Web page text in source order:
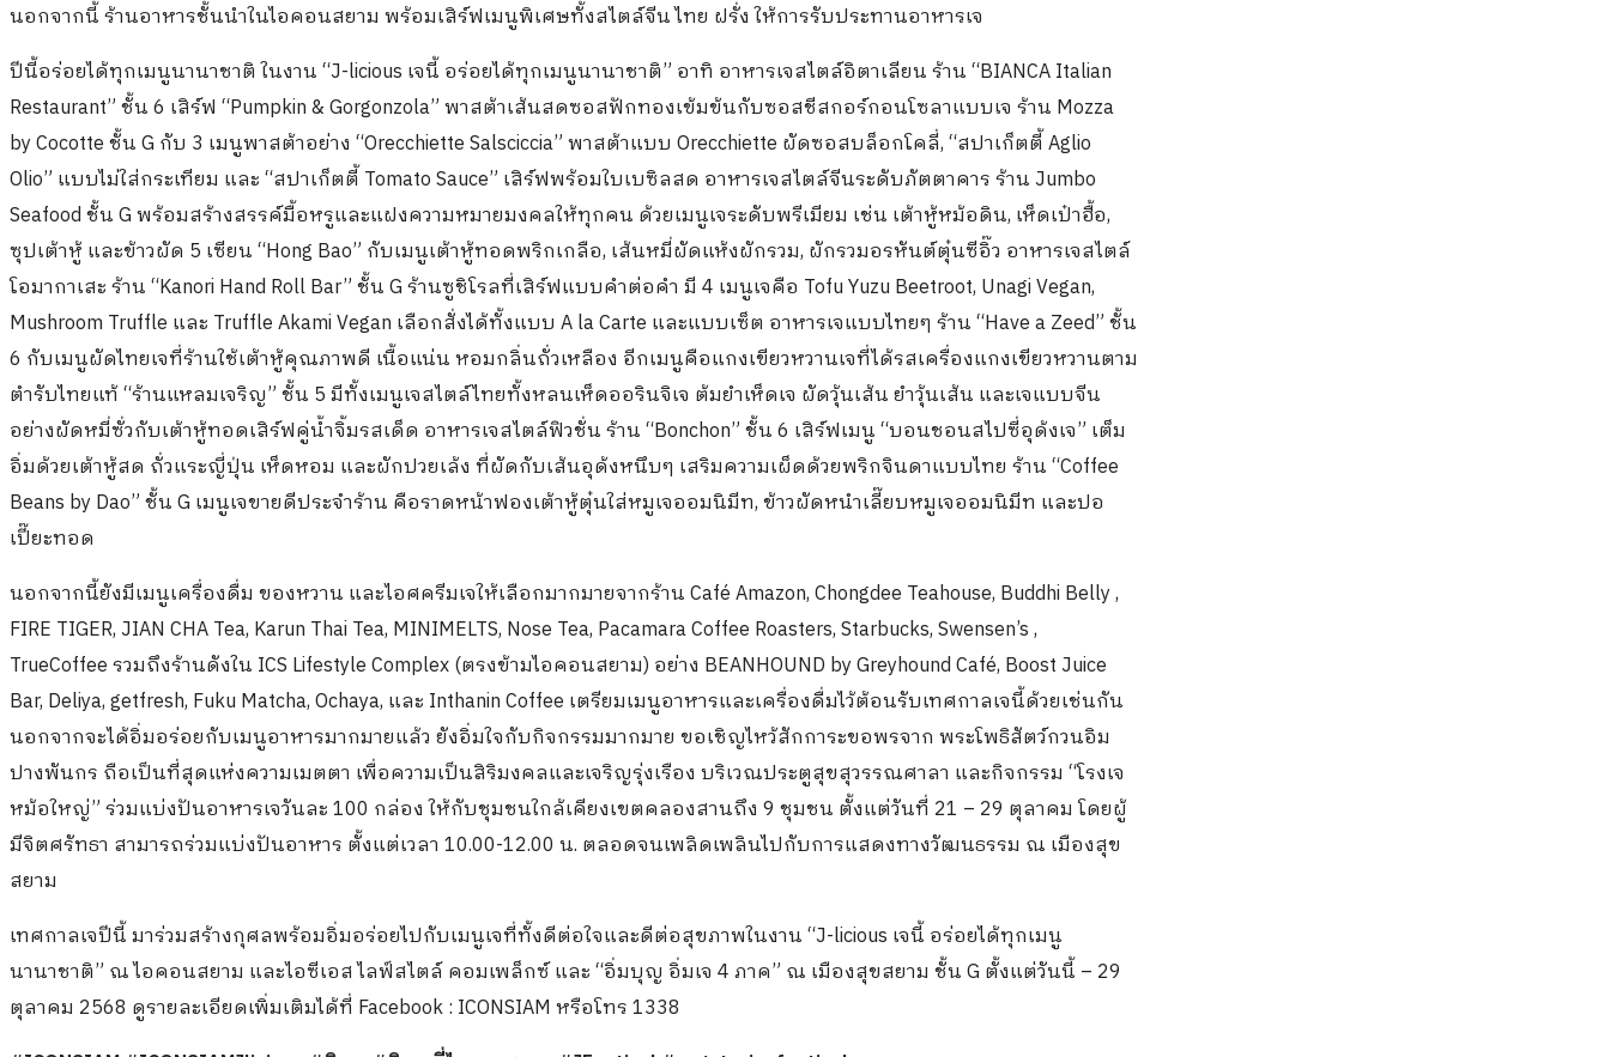
นอกจากนี้ ร้านอาหารชั้นนำในไอคอนสยาม พร้อมเสิร์ฟเมนูพิเศษทั้งสไตล์จีน ไทย ฝรั่ง ให้การรับประทานอาหารเจ
ปีนี้อร่อยได้ทุกเมนูนานาชาติ ในงาน “J-licious เจนี้ อร่อยได้ทุกเมนูนานาชาติ” อาทิ อาหารเจสไตล์อิตาเลียน ร้าน “BIANCA Italian
Restaurant” ชั้น 6 เสิร์ฟ “Pumpkin & Gorgonzola” พาสต้าเส้นสดซอสฟักทองเข้มข้นกับซอสชีสกอร์กอนโซลาแบบเจ ร้าน Mozza
by Cocotte ชั้น G กับ 3 เมนูพาสต้าอย่าง “Orecchiette Salsciccia” พาสต้าแบบ Orecchiette ผัดซอสบล็อกโคลี่, “สปาเก็ตตี้ Aglio
Olio” แบบไม่ใส่กระเทียม และ “สปาเก็ตตี้ Tomato Sauce” เสิร์ฟพร้อมใบเบซิลสด อาหารเจสไตล์จีนระดับภัตตาคาร ร้าน Jumbo
Seafood ชั้น G พร้อมสร้างสรรค์มื้อหรูและแฝงความหมายมงคลให้ทุกคน ด้วยเมนูเจระดับพรีเมียม เช่น เต้าหู้หม้อดิน, เห็ดเป๋าฮื้อ,
ซุปเต้าหู้ และข้าวผัด 5 เซียน “Hong Bao” กับเมนูเต้าหู้ทอดพริกเกลือ, เส้นหมี่ผัดแห้งผักรวม, ผักรวมอรหันต์ตุ๋นซีอิ๊ว อาหารเจสไตล์
โอมากาเสะ ร้าน “Kanori Hand Roll Bar” ชั้น G ร้านซูชิโรลที่เสิร์ฟแบบคำต่อคำ มี 4 เมนูเจคือ Tofu Yuzu Beetroot, Unagi Vegan,
Mushroom Truffle และ Truffle Akami Vegan เลือกสั่งได้ทั้งแบบ A la Carte และแบบเซ็ต อาหารเจแบบไทยๆ ร้าน “Have a Zeed” ชั้น
6 กับเมนูผัดไทยเจที่ร้านใช้เต้าหู้คุณภาพดี เนื้อแน่น หอมกลิ่นถั่วเหลือง อีกเมนูคือแกงเขียวหวานเจที่ได้รสเครื่องแกงเขียวหวานตาม
ตำรับไทยแท้ “ร้านแหลมเจริญ” ชั้น 5 มีทั้งเมนูเจสไตล์ไทยทั้งหลนเห็ดออรินจิเจ ต้มยำเห็ดเจ ผัดวุ้นเส้น ยำวุ้นเส้น และเจแบบจีน
อย่างผัดหมี่ซั่วกับเต้าหู้ทอดเสิร์ฟคู่น้ำจิ้มรสเด็ด อาหารเจสไตล์ฟิวชั่น ร้าน “Bonchon” ชั้น 6 เสิร์ฟเมนู “บอนชอนสไปซี่อุด้งเจ” เต็ม
อิ่มด้วยเต้าหู้สด ถั่วแระญี่ปุ่น เห็ดหอม และผักปวยเล้ง ที่ผัดกับเส้นอุด้งหนึบๆ เสริมความเผ็ดด้วยพริกจินดาแบบไทย ร้าน “Coffee
Beans by Dao” ชั้น G เมนูเจขายดีประจำร้าน คือราดหน้าฟองเต้าหู้ตุ๋นใส่หมูเจออมนิมีท, ข้าวผัดหนำเลี๊ยบหมูเจออมนิมีท และปอ
เปี๊ยะทอด
นอกจากนี้ยังมีเมนูเครื่องดื่ม ของหวาน และไอศครีมเจให้เลือกมากมายจากร้าน Café Amazon, Chongdee Teahouse, Buddhi Belly ,
FIRE TIGER, JIAN CHA Tea, Karun Thai Tea, MINIMELTS, Nose Tea, Pacamara Coffee Roasters, Starbucks, Swensen’s ,
TrueCoffee รวมถึงร้านดังใน ICS Lifestyle Complex (ตรงข้ามไอคอนสยาม) อย่าง BEANHOUND by Greyhound Café, Boost Juice
Bar, Deliya, getfresh, Fuku Matcha, Ochaya, และ Inthanin Coffee เตรียมเมนูอาหารและเครื่องดื่มไว้ต้อนรับเทศกาลเจนี้ด้วยเช่นกัน
นอกจากจะได้อิ่มอร่อยกับเมนูอาหารมากมายแล้ว ยังอิ่มใจกับกิจกรรมมากมาย ขอเชิญไหว้สักการะขอพรจาก พระโพธิสัตว์กวนอิม
ปางพันกร ถือเป็นที่สุดแห่งความเมตตา เพื่อความเป็นสิริมงคลและเจริญรุ่งเรือง บริเวณประตูสุขสุวรรณศาลา และกิจกรรม “โรงเจ
หม้อใหญ่” ร่วมแบ่งปันอาหารเจวันละ 100 กล่อง ให้กับชุมชนใกล้เคียงเขตคลองสานถึง 9 ชุมชน ตั้งแต่วันที่ 21 – 29 ตุลาคม โดยผู้
มีจิตศรัทธา สามารถร่วมแบ่งปันอาหาร ตั้งแต่เวลา 10.00-12.00 น. ตลอดจนเพลิดเพลินไปกับการแสดงทางวัฒนธรรม ณ เมืองสุข
สยาม
เทศกาลเจปีนี้ มาร่วมสร้างกุศลพร้อมอิ่มอร่อยไปกับเมนูเจที่ทั้งดีต่อใจและดีต่อสุขภาพในงาน “J-licious เจนี้ อร่อยได้ทุกเมนู
นานาชาติ” ณ ไอคอนสยาม และไอซีเอส ไลฟ์สไตล์ คอมเพล็กซ์ และ “อิ่มบุญ อิ่มเจ 4 ภาค” ณ เมืองสุขสยาม ชั้น G ตั้งแต่วันนี้ – 29
ตุลาคม 2568 ดูรายละเอียดเพิ่มเติมได้ที่ Facebook : ICONSIAM หรือโทร 1338